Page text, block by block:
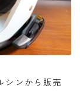
シンから販売